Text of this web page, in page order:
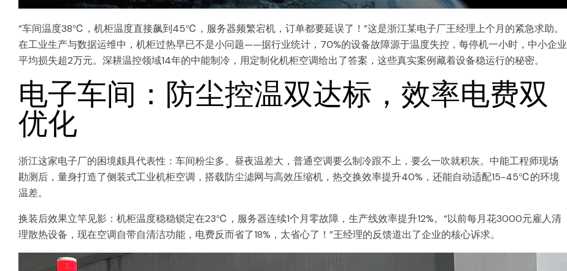
“车间温度38℃，机柜温度直接飙到45℃，服务器频繁宕机，订单都要延误了！”这是浙江某电子厂王经理上个月的紧急求助。
在工业生产与数据运维中，机柜过热早已不是小问题——据行业统计，70%的设备故障源于温度失控，每停机一小时，中小企业
平均损失超2万元。深耕温控领域14年的中能制冷，用定制化机柜空调给出了答案，这些真实案例藏着设备稳运行的秘密。
电子车间：防尘控温双达标，效率电费双
优化
浙江这家电子厂的困境颇具代表性：车间粉尘多、昼夜温差大，普通空调要么制冷跟不上，要么一吹就积灰。中能工程师现场
勘测后，量身打造了侧装式工业机柜空调，搭载防尘滤网与高效压缩机，热交换效率提升40%，还能自动适配15-45℃的环境
温差。
换装后效果立竿见影：机柜温度稳稳锁定在23℃，服务器连续1个月零故障，生产线效率提升12%。“以前每月花3000元雇人清
理散热设备，现在空调自带自清洁功能，电费反而省了18%，太省心了！”王经理的反馈道出了企业的核心诉求。